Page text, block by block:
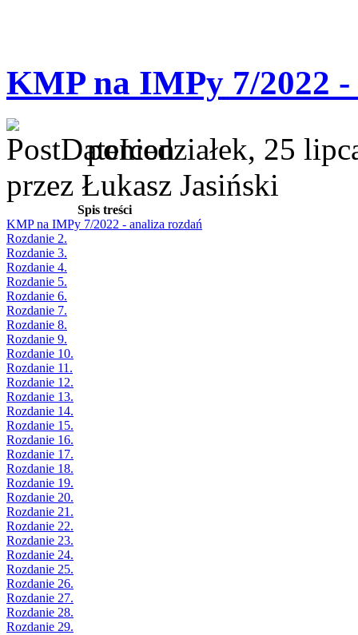
KMP na IMPy 7/2022
poniedziałek, 25
przez Łukasz Jasiński
Spis treści
KMP na IMPy 7/2022 - analiza rozdań
Rozdanie 2.
Rozdanie 3.
Rozdanie 4.
Rozdanie 5.
Rozdanie 6.
Rozdanie 7.
Rozdanie 8.
Rozdanie 9.
Rozdanie 10.
Rozdanie 11.
Rozdanie 12.
Rozdanie 13.
Rozdanie 14.
Rozdanie 15.
Rozdanie 16.
Rozdanie 17.
Rozdanie 18.
Rozdanie 19.
Rozdanie 20.
Rozdanie 21.
Rozdanie 22.
Rozdanie 23.
Rozdanie 24.
Rozdanie 25.
Rozdanie 26.
Rozdanie 27.
Rozdanie 28.
Rozdanie 29.